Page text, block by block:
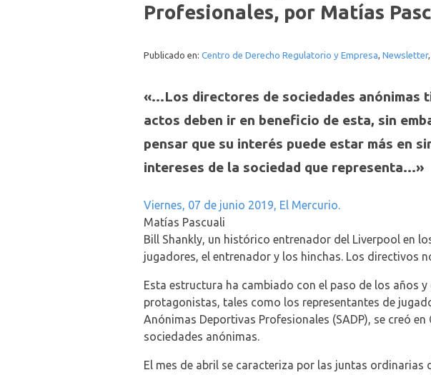
Profesionales, por Matías
Publicado en: Centro de Derecho Regulatorio y Empresa, Newsletter,
«…Los directores de sociedades anónimas
actos deben ir en beneficio de esta, sin
pensar que su interés puede estar más en
intereses de la sociedad que representa…»
Viernes, 07 de junio 2019, El Mercurio.
Matías Pascuali
Bill Shankly, un histórico entrenador del Liverpool en
jugadores, el entrenador y los hinchas. Los directivos
Esta estructura ha cambiado con el paso de los años
protagonistas, tales como los representantes de
Anónimas Deportivas Profesionales (SADP), se creó
sociedades anónimas.
El mes de abril se caracteriza por las juntas ordinarias